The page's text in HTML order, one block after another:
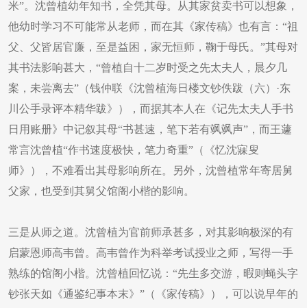
米”。沈曾植幼年知书，全凭其母。从其家贫卖书可以想象，
他幼时学习不可能常从老师，而在其《家传稿》也有言：“祖
父、父皆居官廉，至是益困，家无恒师，鞠于母氏。”其母对
其书法影响甚大，“曾植自十二岁时受之先太夫人，晨夕几
案，未尝离去”（钱仲联《沈曾植海日楼文钞佚跋（六）·东
川公手录评本精华跋》），而据其本人在《记先太夫人手书
日用账册》中记叙其母“书甚速，笔下若有飒飒声”，而王蘧
常言沈曾植“作书速度极快，笔力奇重”（《忆沈寐叟
师》），不难看出其母影响所在。另外，沈曾植常年寄居舅
父家，也受到其舅父馆阁小楷的影响。
三是从师之道。沈曾植为官前师承甚多，对其影响极深的有
启蒙恩师高韦曾。高韦曾作为科举考试授业之师，写得一手
熟练的馆阁小楷。沈曾植回忆说：“先生多交游，暇则蝇头字
钞张天如《通鉴纪事本末》”（《家传稿》），可以说早年的